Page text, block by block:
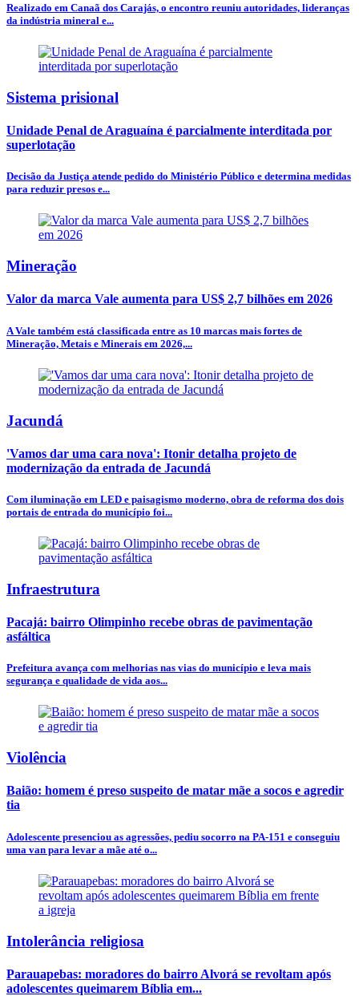
Realizado em Canaã dos Carajás, o encontro reuniu autoridades, lideranças
da indústria mineral e...
Sistema prisional
Unidade Penal de Araguaína é parcialmente interditada por
superlotação
Decisão da Justiça atende pedido do Ministério Público e determina medidas
para reduzir presos e...
Mineração
Valor da marca Vale aumenta para US$ 2,7 bilhões em 2026
A Vale também está classificada entre as 10 marcas mais fortes de
Mineração, Metais e Minerais em 2026,...
Jacundá
'Vamos dar uma cara nova': Itonir detalha projeto de
modernização da entrada de Jacundá
Com iluminação em LED e paisagismo moderno, obra de reforma dos dois
portais de entrada do município foi...
Infraestrutura
Pacajá: bairro Olimpinho recebe obras de pavimentação
asfáltica
Prefeitura avança com melhorias nas vias do município e leva mais
segurança e qualidade de vida aos...
Violência
Baião: homem é preso suspeito de matar mãe a socos e agredir
tia
Adolescente presenciou as agressões, pediu socorro na PA-151 e conseguiu
uma van para levar a mãe até o...
Intolerância religiosa
Parauapebas: moradores do bairro Alvorá se revoltam após
adolescentes queimarem Bíblia em...